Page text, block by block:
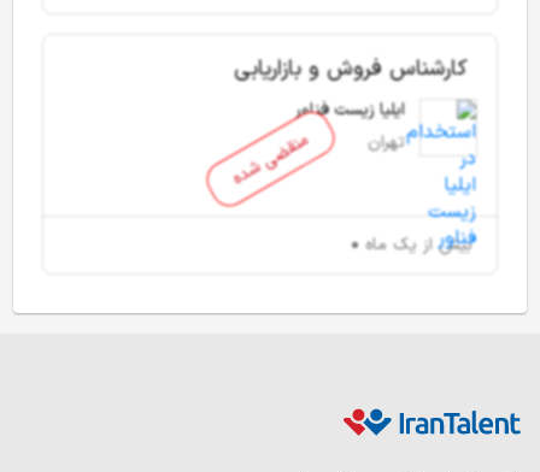
منقضی شده
کارشناس فروش و بازاریابی
ایلیا زیست فناور
تهران
بیش از یک ماه